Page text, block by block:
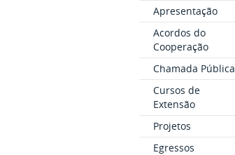
Apresentação
Acordos do
Cooperação
Chamada Pública
Cursos de
Extensão
Projetos
Egressos